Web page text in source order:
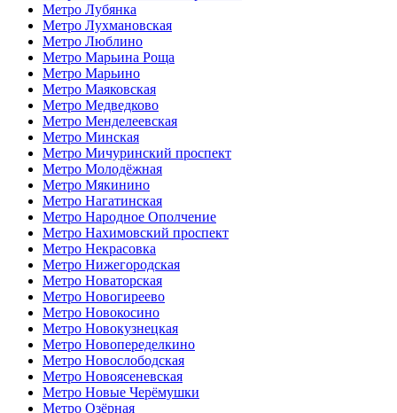
Метро Лубянка
Метро Лухмановская
Метро Люблино
Метро Марьина Роща
Метро Марьино
Метро Маяковская
Метро Медведково
Метро Менделеевская
Метро Минская
Метро Мичуринский проспект
Метро Молодёжная
Метро Мякинино
Метро Нагатинская
Метро Народное Ополчение
Метро Нахимовский проспект
Метро Некрасовка
Метро Нижегородская
Метро Новаторская
Метро Новогиреево
Метро Новокосино
Метро Новокузнецкая
Метро Новопеределкино
Метро Новослободская
Метро Новоясеневская
Метро Новые Черёмушки
Метро Озёрная